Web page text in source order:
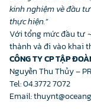
kinh nghiệm về đầu
thực hiện.”
Với tổng mức đầu tư
thành và đi vào khai
CÔNG TY CP TẬP
Nguyễn Thu Thủy – PR
Tel: 04.3772 7072
Email: